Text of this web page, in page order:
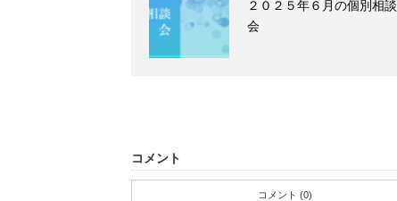
２０２５年６月の個別相談
会
コメント
コメント (0)